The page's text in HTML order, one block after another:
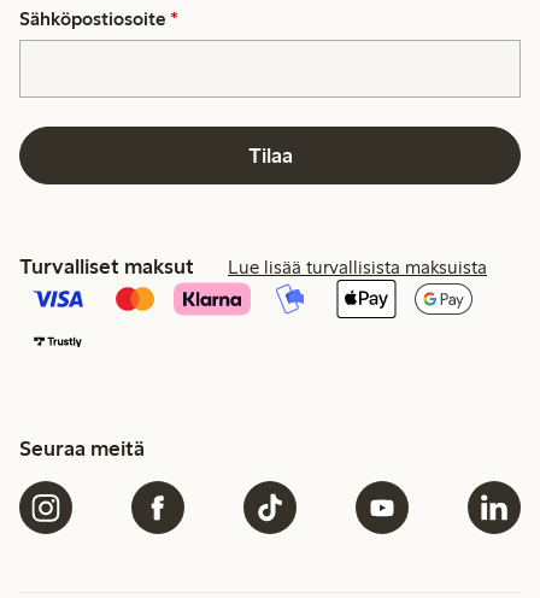
Sähköpostiosoite *
Tilaa
Turvalliset maksut Lue lisää turvallisista maksuista
Seuraa meitä